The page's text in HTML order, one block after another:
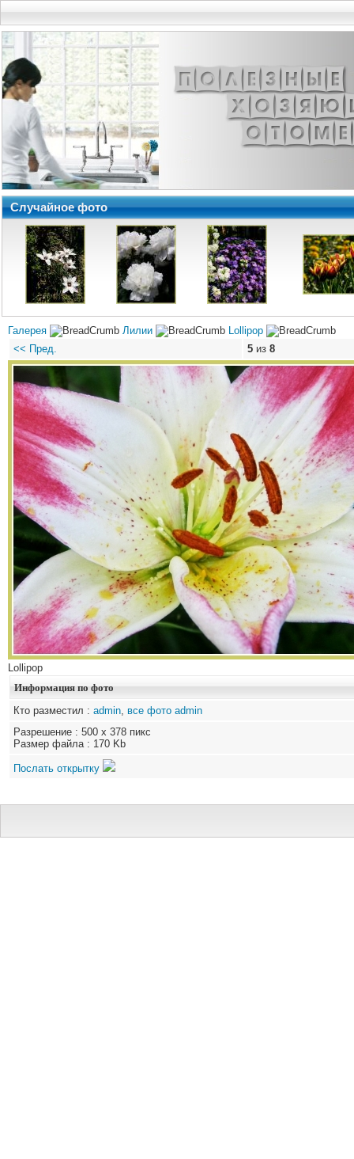
Случайное фото
Галерея Лилии
Lollipop
<< Пред.
5 из 8
Lollipop
Информация по фото
Кто разместил : admin, все фото admin
Разрешение : 500 x 378 пикс
Размер файла : 170 Kb
Послать открытку